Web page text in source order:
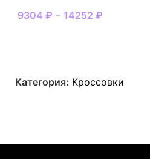
9304 ₽ – 14252 ₽
Категория: Кроссовки